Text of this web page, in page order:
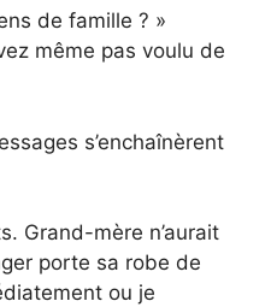
de famille ? »
même pas voulu de
s’enchaînèrent
Grand-mère n’aurait
porte sa robe de
ou je